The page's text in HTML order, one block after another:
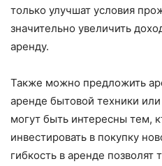
только улучшат условия
значительно увеличить
аренду.
Также можно предложить
аренде бытовой техники
могут быть интересны тем,
инвестировать в покупку
гибкость в аренде позволят